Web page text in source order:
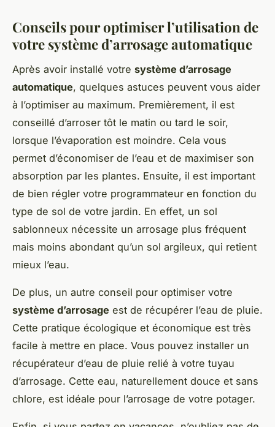
Conseils pour optimiser l’utilisation de
votre système d’arrosage automatique
Après avoir installé votre système d’arrosage
automatique, quelques astuces peuvent vous aider
à l’optimiser au maximum. Premièrement, il est
conseillé d’arroser tôt le matin ou tard le soir,
lorsque l’évaporation est moindre. Cela vous
permet d’économiser de l’eau et de maximiser son
absorption par les plantes. Ensuite, il est important
de bien régler votre programmateur en fonction du
type de sol de votre jardin. En effet, un sol
sablonneux nécessite un arrosage plus fréquent
mais moins abondant qu’un sol argileux, qui retient
mieux l’eau.
De plus, un autre conseil pour optimiser votre
système d’arrosage est de récupérer l’eau de pluie.
Cette pratique écologique et économique est très
facile à mettre en place. Vous pouvez installer un
récupérateur d’eau de pluie relié à votre tuyau
d’arrosage. Cette eau, naturellement douce et sans
chlore, est idéale pour l’arrosage de votre potager.